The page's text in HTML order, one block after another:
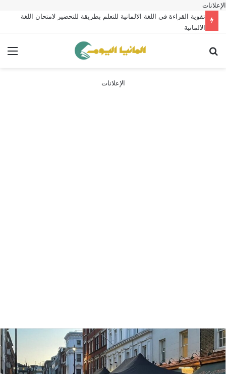
الإعلانات
تقوية القراءة في اللغة الالمانية للتعلم بطريقة للتحضير لامتحان اللغة
الالمانية
الإعلانات